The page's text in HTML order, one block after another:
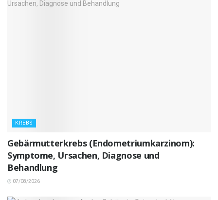
KREBS
Gebärmutterkrebs (Endometriumkarzinom):
Symptome, Ursachen, Diagnose und
Behandlung
07/08/2026